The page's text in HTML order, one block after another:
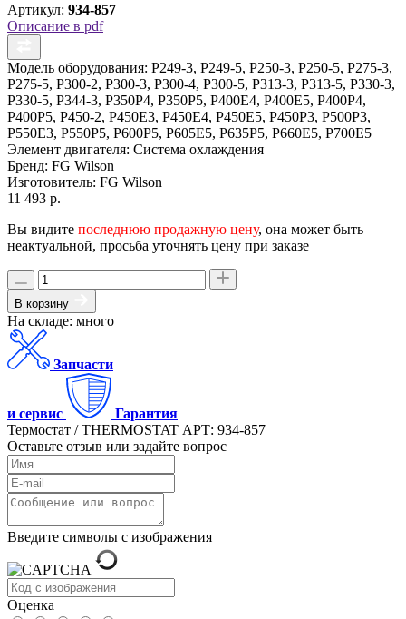
Артикул: 934-857
Описание в pdf
Модель оборудования: P249-3, P249-5, P250-3, P250-5, P275-3,
P275-5, P300-2, P300-3, P300-4, P300-5, P313-3, P313-5, P330-3,
P330-5, P344-3, P350P4, P350P5, P400E4, P400E5, P400P4,
P400P5, P450-2, P450E3, P450E4, P450E5, P450P3, P500P3,
P550E3, P550P5, P600P5, P605E5, P635P5, P660E5, P700E5
Элемент двигателя: Система охлаждения
Бренд: FG Wilson
Изготовитель: FG Wilson
11 493 р.
Вы видите последнюю продажную цену, она может быть
неактуальной, просьба уточнять цену при заказе
В корзину
На складе: много
Запчасти
и сервис
Гарантия
Термостат / THERMOSTAT АРТ: 934-857
Оставьте отзыв или задайте вопрос
Введите символы с изображения
Оценка